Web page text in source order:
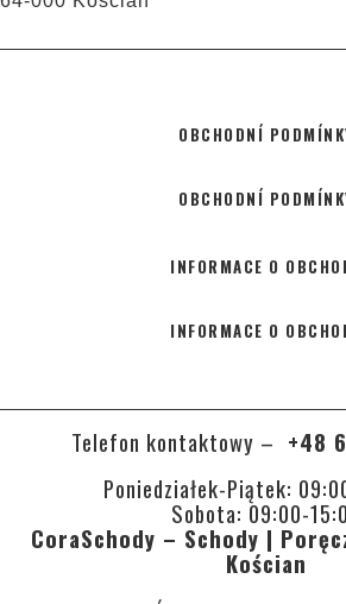
OBCHODNÍ
OBCHODNÍ
INFORMACE O
INFORMACE O
Telefon kontaktowy – +48
Poniedziałek-Piątek:
Sobota: 09:00-
CoraSchody – Schody |
Kościan